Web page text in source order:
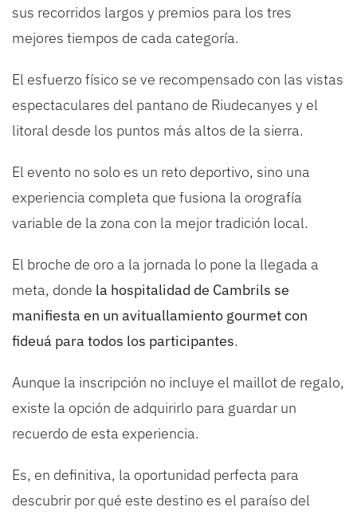
sus recorridos largos y premios para los tres
mejores tiempos de cada categoría.
El esfuerzo físico se ve recompensado con las vistas
espectaculares del pantano de Riudecanyes y el
litoral desde los puntos más altos de la sierra.
El evento no solo es un reto deportivo, sino una
experiencia completa que fusiona la orografía
variable de la zona con la mejor tradición local.
El broche de oro a la jornada lo pone la llegada a
meta, donde la hospitalidad de Cambrils se
manifiesta en un avituallamiento gourmet con
fideuá para todos los participantes.
Aunque la inscripción no incluye el maillot de regalo,
existe la opción de adquirirlo para guardar un
recuerdo de esta experiencia.
Es, en definitiva, la oportunidad perfecta para
descubrir por qué este destino es el paraíso del